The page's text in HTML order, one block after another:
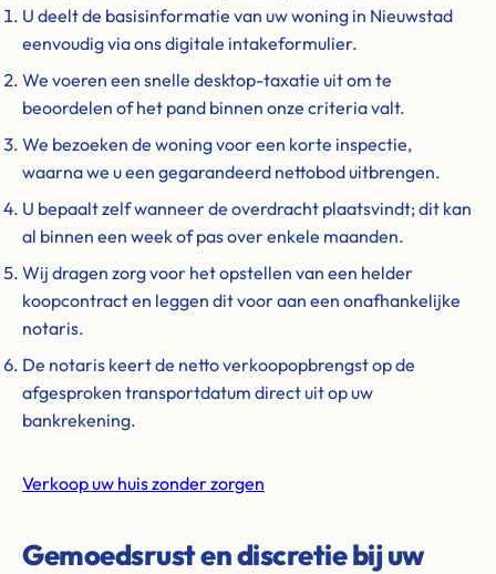
U deelt de basisinformatie van uw woning in Nieuwstad
eenvoudig via ons digitale intakeformulier.
We voeren een snelle desktop-taxatie uit om te
beoordelen of het pand binnen onze criteria valt.
We bezoeken de woning voor een korte inspectie,
waarna we u een gegarandeerd nettobod uitbrengen.
U bepaalt zelf wanneer de overdracht plaatsvindt; dit kan
al binnen een week of pas over enkele maanden.
Wij dragen zorg voor het opstellen van een helder
koopcontract en leggen dit voor aan een onafhankelijke
notaris.
De notaris keert de netto verkoopopbrengst op de
afgesproken transportdatum direct uit op uw
bankrekening.
Verkoop uw huis zonder zorgen
Gemoedsrust en discretie bij uw